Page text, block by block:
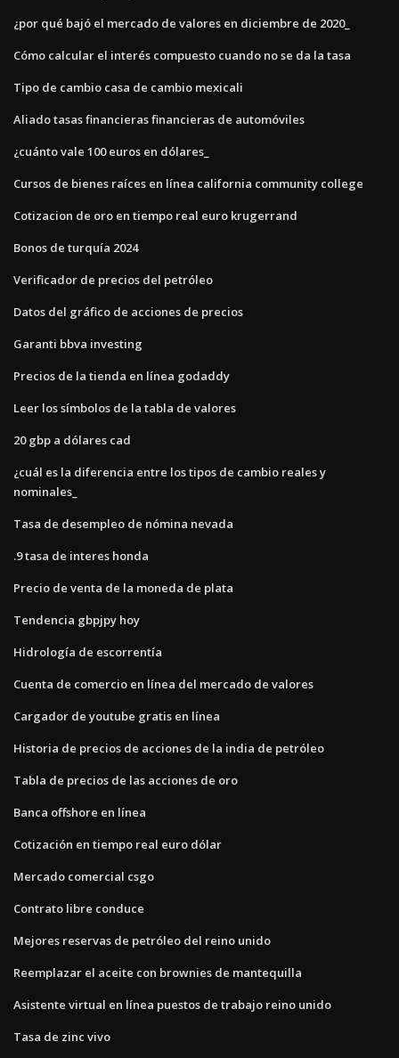
¿por qué bajó el mercado de valores en diciembre de 2020_
Cómo calcular el interés compuesto cuando no se da la tasa
Tipo de cambio casa de cambio mexicali
Aliado tasas financieras financieras de automóviles
¿cuánto vale 100 euros en dólares_
Cursos de bienes raíces en línea california community college
Cotizacion de oro en tiempo real euro krugerrand
Bonos de turquía 2024
Verificador de precios del petróleo
Datos del gráfico de acciones de precios
Garanti bbva investing
Precios de la tienda en línea godaddy
Leer los símbolos de la tabla de valores
20 gbp a dólares cad
¿cuál es la diferencia entre los tipos de cambio reales y
nominales_
Tasa de desempleo de nómina nevada
.9 tasa de interes honda
Precio de venta de la moneda de plata
Tendencia gbpjpy hoy
Hidrología de escorrentía
Cuenta de comercio en línea del mercado de valores
Cargador de youtube gratis en línea
Historia de precios de acciones de la india de petróleo
Tabla de precios de las acciones de oro
Banca offshore en línea
Cotización en tiempo real euro dólar
Mercado comercial csgo
Contrato libre conduce
Mejores reservas de petróleo del reino unido
Reemplazar el aceite con brownies de mantequilla
Asistente virtual en línea puestos de trabajo reino unido
Tasa de zinc vivo